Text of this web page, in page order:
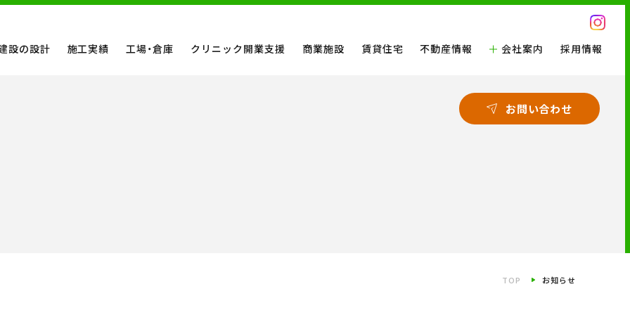
お問い合わせ
設の設計 施工実績 工場・倉庫 クリニック開業支援 商業施設 賃貸住宅 不動産情報 会社案内 採用情報
TOP お知らせ